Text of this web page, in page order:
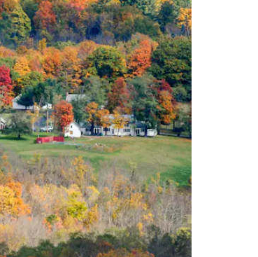
истражувајте со допирање или со лизгање.